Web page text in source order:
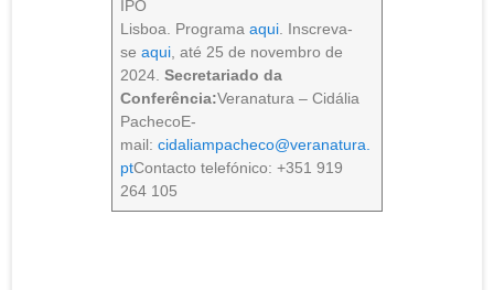
IPO
Lisboa. Programaaqui . Inscreva-
seaqui , até 25 de novembro de
2024.Secretariado da
Conferência:Veranatura – Cidália
PachecoE-
mail:cidaliampacheco@veranatura.
ptContacto telefónico: +351 919
264 105